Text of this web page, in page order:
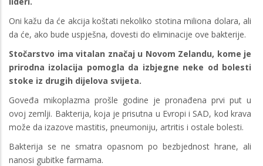
Oni kažu da će akcija koštati nekoliko stotina miliona dolara, ali
da će, ako bude uspješna, dovesti do eliminacije ove bakterije.
Stočarstvo ima vitalan značaj u Novom Zelandu, kome je
prirodna izolacija pomogla da izbjegne neke od bolesti
stoke iz drugih dijelova svijeta.
Goveđa mikoplazma prošle godine je pronađena prvi put u
ovoj zemlji. Bakterija, koja je prisutna u Evropi i SAD, kod krava
može da izazove mastitis, pneumoniju, artritis i ostale bolesti.
Bakterija se ne smatra opasnom po bezbjednost hrane, ali
nanosi gubitke farmama.